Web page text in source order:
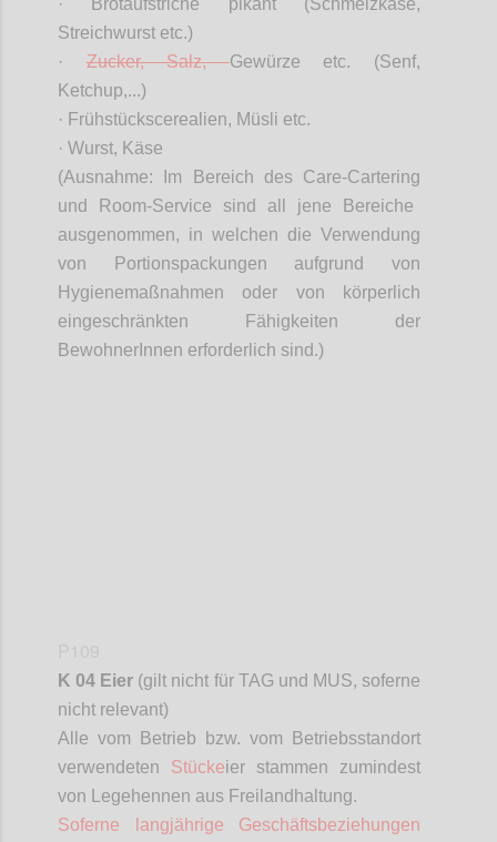
Streichwurst etc.)
·Zucker, Salz,Gewürze etc. (Senf,
Ketchup,...)
· Frühstückscerealien, Müsli etc.
· Wurst, Käse
(Ausnahme: Im Bereich des Care-Cartering
und
Room-Service sind all jene Bereiche
ausgenommen, in welchen die Verwendung
von Portionspackungen aufgrund von
Hygienemaßnahmen oder von körperlich
eingeschränkten Fähigkeiten der
BewohnerInnen erforderlich sind.)
K 04 Eier (gilt nicht für TAG und MUS, soferne
nicht relevant)
Alle vom Betrieb bzw. vom Betriebsstandort
verwendeten Stückeier stammen zumindest
von Legehennen aus Freilandhaltung.
Soferne langjährige Geschäftsbeziehungen